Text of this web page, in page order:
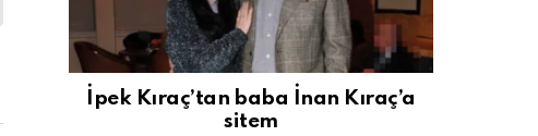
İpek Kıraç’tan baba İnan Kıraç’a
sitem